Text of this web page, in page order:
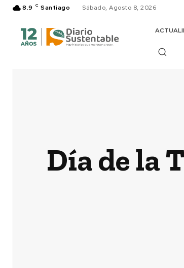
8.9 C Santiago Sábado, Agosto 8, 2026
Día de la